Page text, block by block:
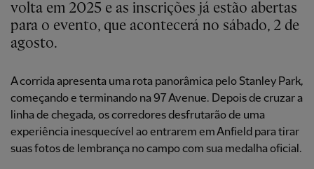
volta em 2025 e as inscrições já estão abertas
para o evento, que acontecerá no sábado, 2 de
agosto.
A corrida apresenta uma rota panorâmica pelo Stanley Park,
começando e terminando na 97 Avenue. Depois de cruzar a
linha de chegada, os corredores desfrutarão de uma
experiência inesquecível ao entrarem em Anfield para tirar
suas fotos de lembrança no campo com sua medalha oficial.